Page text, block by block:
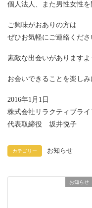
個人法人、また男性女性を
ご興味がおありの方は
ぜひお気軽にご連絡くださ
素敵な出会いがありますよ
お会いできることを楽しみ
2016年1月1日
株式会社リラクティブライ
代表取締役 坂井悦子
カテゴリー お知らせ
お知らせ